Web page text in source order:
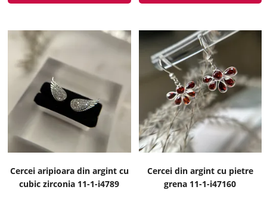
Cercei aripioara din argint cu
cubic zirconia 11-1-i4789
Cercei din argint cu pietre
grena 11-1-i47160